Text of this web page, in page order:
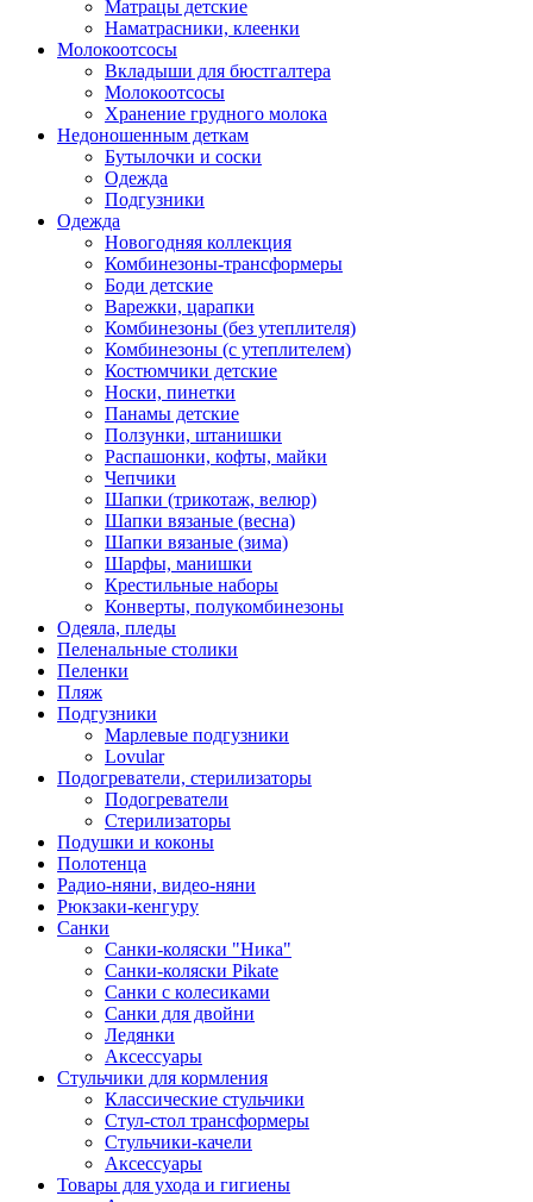
Матрацы детские
Наматрасники, клеенки
Молокоотсосы
Вкладыши для бюстгалтера
Молокоотсосы
Хранение грудного молока
Недоношенным деткам
Бутылочки и соски
Одежда
Подгузники
Одежда
Новогодняя коллекция
Комбинезоны-трансформеры
Боди детские
Варежки, царапки
Комбинезоны (без утеплителя)
Комбинезоны (с утеплителем)
Костюмчики детские
Носки, пинетки
Панамы детские
Ползунки, штанишки
Распашонки, кофты, майки
Чепчики
Шапки (трикотаж, велюр)
Шапки вязаные (весна)
Шапки вязаные (зима)
Шарфы, манишки
Крестильные наборы
Конверты, полукомбинезоны
Одеяла, пледы
Пеленальные столики
Пеленки
Пляж
Подгузники
Марлевые подгузники
Lovular
Подогреватели, стерилизаторы
Подогреватели
Стерилизаторы
Подушки и коконы
Полотенца
Радио-няни, видео-няни
Рюкзаки-кенгуру
Санки
Санки-коляски "Ника"
Санки-коляски Pikate
Санки с колесиками
Санки для двойни
Ледянки
Аксессуары
Стульчики для кормления
Классические стульчики
Стул-стол трансформеры
Стульчики-качели
Аксессуары
Товары для ухода и гигиены